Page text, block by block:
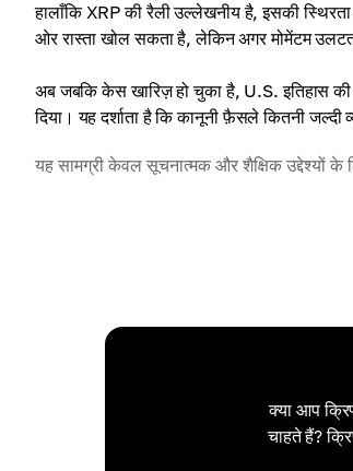
हालाँकि XRP की रैली उल्लेखनीय है, इसकी
ओर रास्ता खोल सकता है, लेकिन अगर मोमेंटम
अब जबकि केस खारिज़ हो चुका है, U.S. इतिहास
दिया। यह दर्शाता है कि कानूनी फ़ैसले कितनी
यह सामग्री केवल सूचनात्मक और शैक्षिक उद्देश्यों के
क्या आप
चाहते हैं?